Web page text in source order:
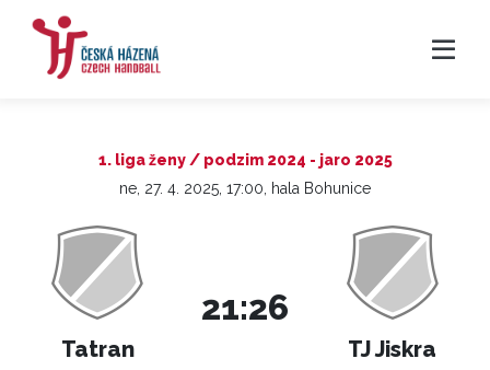
1. liga ženy / podzim 2024 - jaro 2025
ne, 27. 4. 2025, 17:00, hala Bohunice
Tatran
21:26
TJ Jiskra